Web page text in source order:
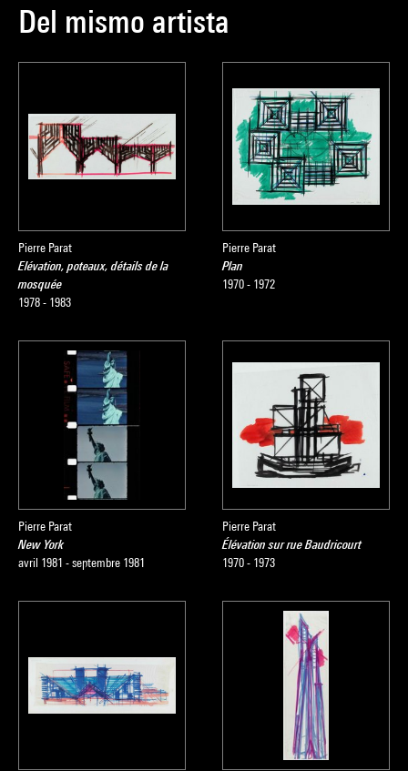
Del mismo artista
Pierre Parat
Elévation, poteaux, détails de la
mosquée
1978 - 1983
Pierre Parat
Plan
1970 - 1972
Pierre Parat
New York
avril 1981 - septembre 1981
Pierre Parat
Élévation sur rue Baudricourt
1970 - 1973